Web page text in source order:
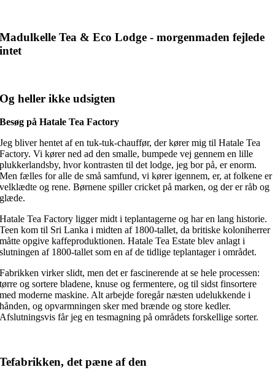
Madulkelle Tea & Eco Lodge - morgenmaden fejlede
intet
Og heller ikke udsigten
Besøg på Hatale Tea Factory
Jeg bliver hentet af en tuk-tuk-chauffør, der kører mig til Hatale Tea
Factory. Vi kører ned ad den smalle, bumpede vej gennem en lille
plukkerlandsby, hvor kontrasten til det lodge, jeg bor på, er enorm.
Men fælles for alle de små samfund, vi kører igennem, er, at folkene er
velklædte og rene. Børnene spiller cricket på marken, og der er råb og
glæde.
Hatale Tea Factory ligger midt i teplantagerne og har en lang historie.
Teen kom til Sri Lanka i midten af 1800-tallet, da britiske koloniherrer
måtte opgive kaffeproduktionen. Hatale Tea Estate blev anlagt i
slutningen af 1800-tallet som en af de tidlige teplantager i området.
Fabrikken virker slidt, men det er fascinerende at se hele processen:
tørre og sortere bladene, knuse og fermentere, og til sidst finsortere
med moderne maskine. Alt arbejde foregår næsten udelukkende i
hånden, og opvarmningen sker med brænde og store kedler.
Afslutningsvis får jeg en tesmagning på områdets forskellige sorter.
Tefabrikken, det pæne af den